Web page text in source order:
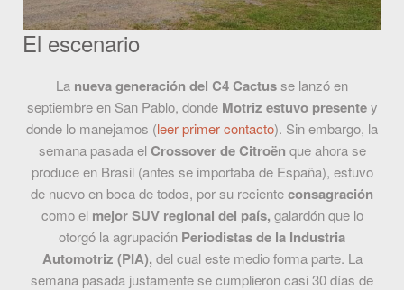
El escenario
La nueva generación del C4 Cactusse lanzó en
septiembre en San Pablo, donde Motriz estuvo presentey
donde lo manejamos (leer primer contacto). Sin embargo, la
semana pasada elCrossover de Citroën que ahora se
produce en Brasil (antes se importaba de España), estuvo
de nuevo en boca de todos, por su recienteconsagración
como el mejor SUV regional del país, galardón que lo
otorgó la agrupación Periodistas de la Industria
Automotriz (PIA), del cual este medio forma parte. La
semana pasada justamente se cumplieron casi 30 días de